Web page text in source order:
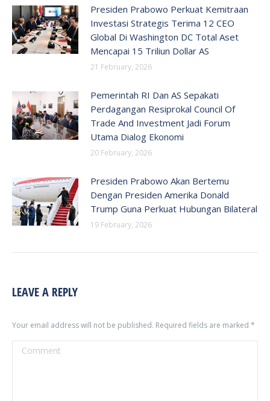
Presiden Prabowo Perkuat Kemitraan
Investasi Strategis Terima 12 CEO
Global Di Washington DC Total Aset
Mencapai 15 Triliun Dollar AS
21 February, 2026
Pemerintah RI Dan AS Sepakati
Perdagangan Resiprokal Council Of
Trade And Investment Jadi Forum
Utama Dialog Ekonomi
20 February, 2026
Presiden Prabowo Akan Bertemu
Dengan Presiden Amerika Donald
Trump Guna Perkuat Hubungan Bilateral
19 February, 2026
LEAVE A REPLY
Your email address will not be published. Required fields are marked *
Comment